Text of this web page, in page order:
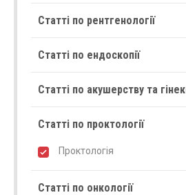
Статті по рентгенології
Статті по ендоскопії
Статті по акушерству та
Статті по проктології
Проктологія
Статті по онкології